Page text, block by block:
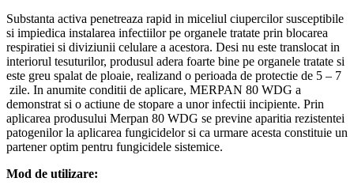
Substanta activa penetreaza rapid in miceliul ciupercilor susceptibile
si impiedica instalarea infectiilor pe organele tratate prin blocarea
respiratiei si diviziunii celulare a acestora. Desi nu este translocat in
interiorul tesuturilor, produsul adera foarte bine pe organele tratate si
este greu spalat de ploaie, realizand o perioada de protectie de 5 – 7
zile. In anumite conditii de aplicare, MERPAN 80 WDG a
demonstrat si o actiune de stopare a unor infectii incipiente. Prin
aplicarea produsului Merpan 80 WDG se previne aparitia rezistentei
patogenilor la aplicarea fungicidelor si ca urmare acesta constituie un
partener optim pentru fungicidele sistemice.
Mod de utilizare: